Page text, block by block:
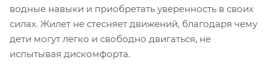
водные навыки и приобретать уверенность в своих
силах. Жилет не стесняет движений, благодаря чему
дети могут легко и свободно двигаться, не
испытывая дискомфорта.